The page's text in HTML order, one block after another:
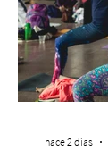
hace 2 días